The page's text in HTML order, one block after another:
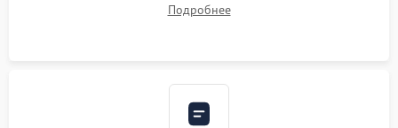
декальцинации и очистки системы от кофейных масел.
Подробнее